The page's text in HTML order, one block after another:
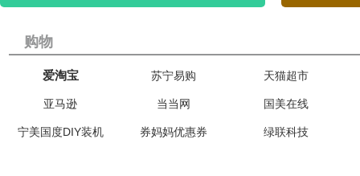
购物
爱淘宝 苏宁易购 天猫超市
亚马逊 当当网 国美在线
宁美国度DIY装机 券妈妈优惠券 绿联科技